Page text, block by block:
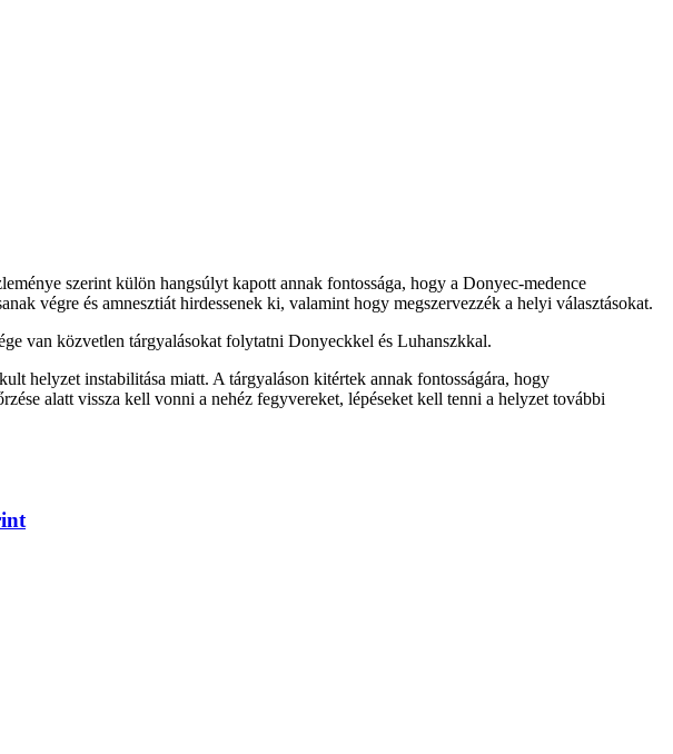
szerint külön hangsúlyt kapott annak fontossága, hogy a Donyec-medence
végre és amnesztiát hirdessenek ki, valamint hogy megszervezzék a helyi választásokat.
van közvetlen tárgyalásokat folytatni Donyeckkel és Luhanszkkal.
helyzet instabilitása miatt. A tárgyaláson kitértek annak fontosságára, hogy
alatt vissza kell vonni a nehéz fegyvereket, lépéseket kell tenni a helyzet további